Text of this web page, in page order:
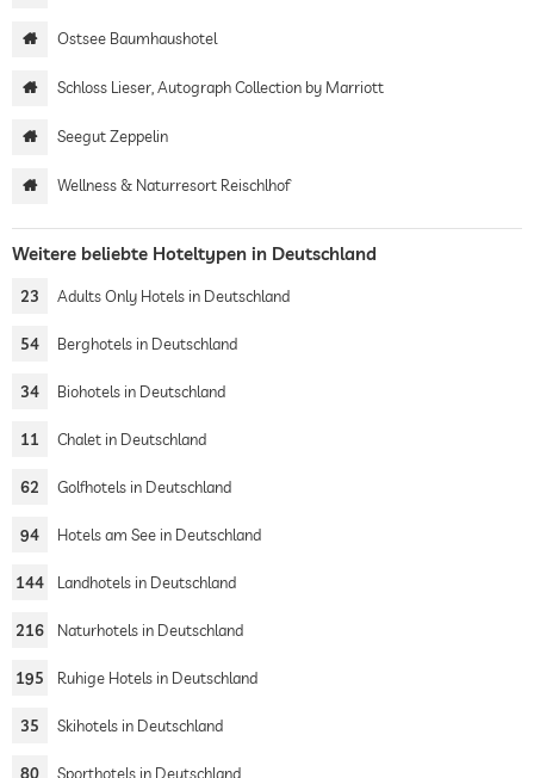
Ostsee Baumhaushotel
Schloss Lieser, Autograph Collection by Marriott
Seegut Zeppelin
Wellness & Naturresort Reischlhof
Weitere beliebte Hoteltypen in Deutschland
23 Adults Only Hotels in Deutschland
54 Berghotels in Deutschland
34 Biohotels in Deutschland
11 Chalet in Deutschland
62 Golfhotels in Deutschland
94 Hotels am See in Deutschland
144 Landhotels in Deutschland
216 Naturhotels in Deutschland
195 Ruhige Hotels in Deutschland
35 Skihotels in Deutschland
80 Sporthotels in Deutschland